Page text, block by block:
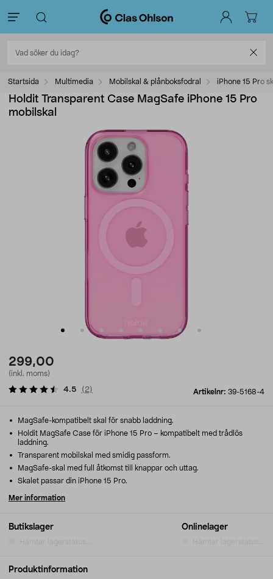
Startsida Multimedia Mobilskal & plånboksfodral iPhone 15 Pro
Holdit Transparent Case MagSafe iPhone 15 Pro
mobilskal
299,00
(inkl. moms)
Artikelnr: 39-5168-4
4.5 ( 2)
Butikslager Onlinelager
MagSafe-kompatibelt skal för snabb laddning.
Holdit MagSafe Case för iPhone 15 Pro – kompatibelt med trådlös
laddning.
Transparent mobilskal med smidig passform.
MagSafe-skal med full åtkomst till knappar och uttag.
Skalet passar din iPhone 15 Pro.
Mer information
Produktinformation